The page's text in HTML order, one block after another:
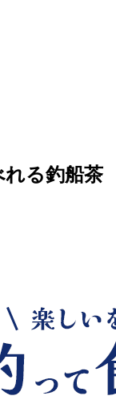
る釣船茶